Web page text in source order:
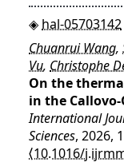
hal-05703142
Chuanrui Wang,
Vu, Christophe
On the
in the
International
Sciences, 2026,
⟨10.1016/